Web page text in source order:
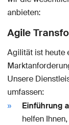
anbieten:
Agile
Agilität ist heute
Unsere
umfassen:
Einführung
helfen